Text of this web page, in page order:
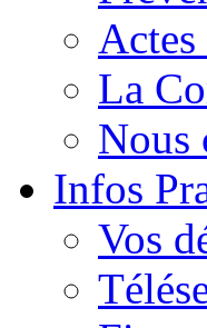
La
Nous
Infos
Vos